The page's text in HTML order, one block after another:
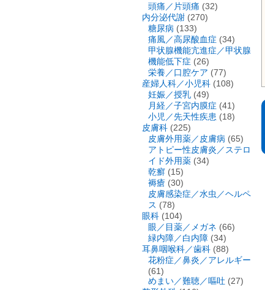
頭痛／片頭痛 (32)
内分泌代謝 (270)
糖尿病 (133)
痛風／高尿酸血症 (34)
甲状腺機能亢進症／甲状腺
機能低下症 (26)
栄養／口腔ケア (77)
産婦人科／小児科 (108)
妊娠／授乳 (49)
月経／子宮内膜症 (41)
小児／先天性疾患 (18)
皮膚科 (225)
皮膚外用薬／皮膚病 (65)
アトピー性皮膚炎／ステロ
イド外用薬 (34)
乾癬 (15)
褥瘡 (30)
皮膚感染症／水虫／ヘルペ
ス (78)
眼科 (104)
眼／目薬／メガネ (66)
緑内障／白内障 (34)
耳鼻咽喉科／歯科 (88)
花粉症／鼻炎／アレルギー
(61)
めまい／難聴／嘔吐 (27)